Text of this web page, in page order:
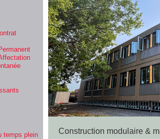
temps plein
Construction modulaire &